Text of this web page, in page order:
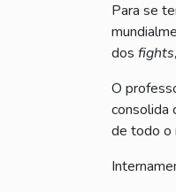
Para se
dos fights
O
consolida
de todo o